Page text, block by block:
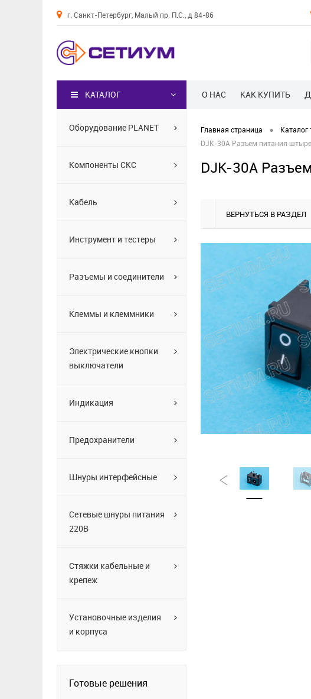
г. Санкт-Петербург, Малый пр. П.С., д 84-86
О НАС КАК КУПИТЬ
КАТАЛОГ
Оборудование PLANET
Компоненты СКС
Кабель
Инструмент и тестеры
Разъемы и соединители
Клеммы и клеммники
Электрические кнопки
выключатели
Индикация
Предохранители
Шнуры интерфейсные
Сетевые шнуры питания
220В
Стяжки кабельные и
крепеж
Установочные изделия
и корпуса
Готовые решения
Главная страница • Каталог
DJK-30A Разъем питания
DJK-30A
ВЕРНУТЬСЯ В РАЗДЕЛ